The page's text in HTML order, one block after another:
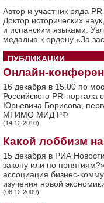
Автор и участник ряда
Доктор исторических
и испанским языками.
медалью к ордену «За
ПУБЛИКАЦИИ
Онлайн-
16 декабря в 15.00 по
Российского PR-
Юрьевича Борисова,
МГИМО МИД РФ
(14.12.2010)
Какой лоббизм
15 декабря в РИА
закону или по
ассоциация бизнес-
изучения новой
(08.12.2009)